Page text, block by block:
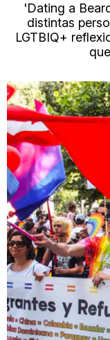
'Dating a
distintas
LGTBIQ+